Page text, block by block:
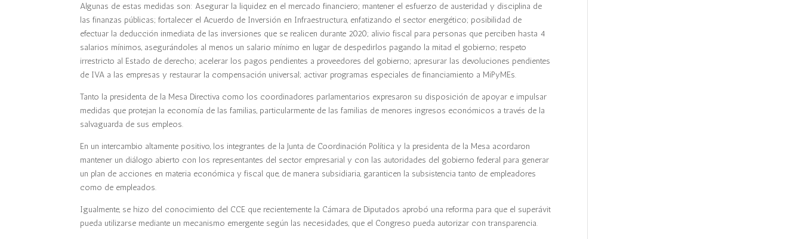
Algunas de estas medidas son: Asegurar la liquidez en el mercado financiero; mantener el esfuerzo de austeridad y disciplina de
las finanzas públicas; fortalecer el Acuerdo de Inversión en Infraestructura, enfatizando el sector energético; posibilidad de
efectuar la deducción inmediata de las inversiones que se realicen durante 2020; alivio fiscal para personas que perciben hasta 4
salarios mínimos, asegurándoles al menos un salario mínimo en lugar de despedirlos pagando la mitad el gobierno; respeto
irrestricto al Estado de derecho; acelerar los pagos pendientes a proveedores del gobierno; apresurar las devoluciones pendientes
de IVA a las empresas y restaurar la compensación universal; activar programas especiales de financiamiento a MiPyMEs.
Tanto la presidenta de la Mesa Directiva como los coordinadores parlamentarios expresaron su disposición de apoyar e impulsar
medidas que protejan la economía de las familias, particularmente de las familias de menores ingresos económicos a través de la
salvaguarda de sus empleos.
En un intercambio altamente positivo, los integrantes de la Junta de Coordinación Política y la presidenta de la Mesa acordaron
mantener un diálogo abierto con los representantes del sector empresarial y con las autoridades del gobierno federal para generar
un plan de acciones en materia económica y fiscal que, de manera subsidiaria, garanticen la subsistencia tanto de empleadores
como de empleados.
Igualmente, se hizo del conocimiento del CCE que recientemente la Cámara de Diputados aprobó una reforma para que el superávit
pueda utilizarse mediante un mecanismo emergente según las necesidades, que el Congreso pueda autorizar con transparencia.